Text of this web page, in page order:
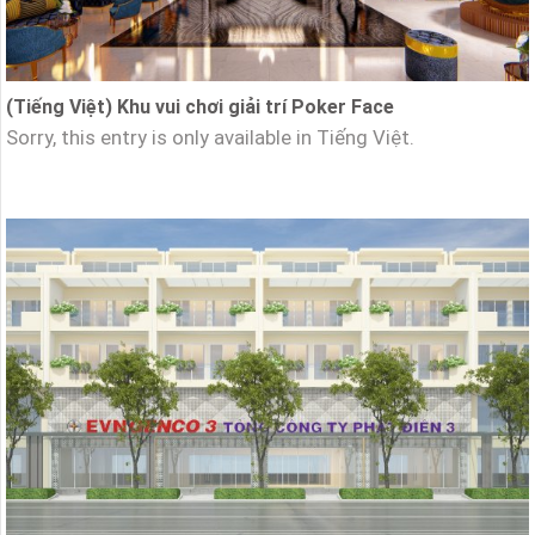
(Tiếng Việt) Khu vui chơi giải trí Poker Face
Sorry, this entry is only available in Tiếng Việt.